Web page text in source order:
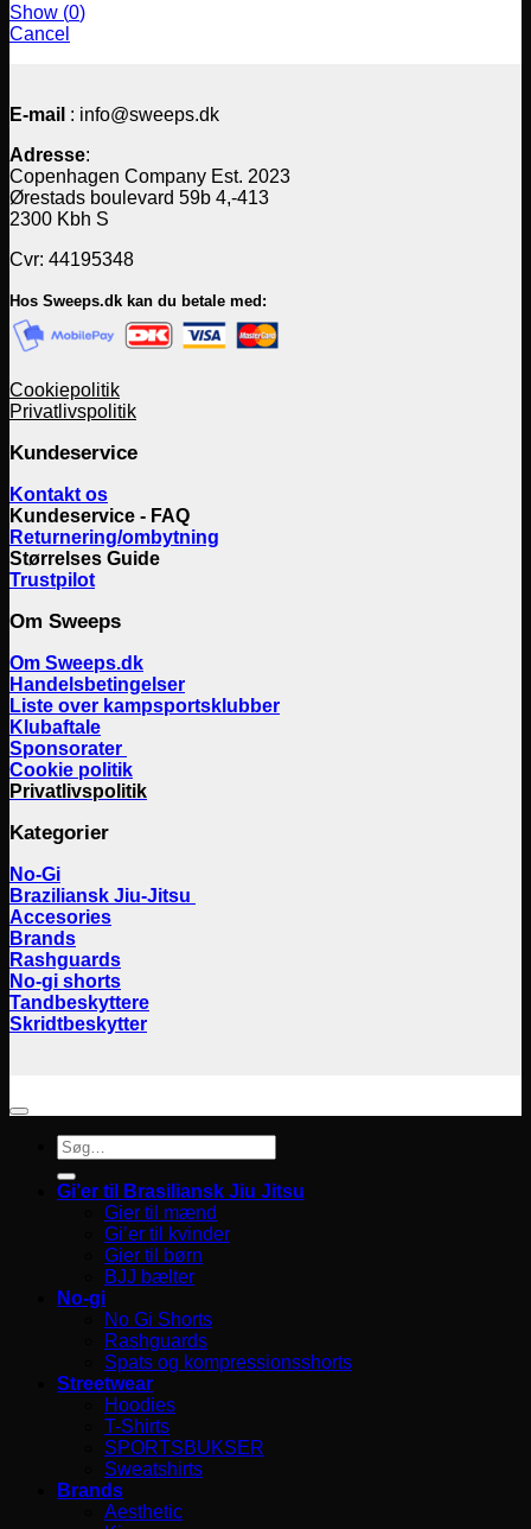
Show (0)
Cancel
E-mail : info@sweeps.dk
Adresse:
Copenhagen Company Est. 2023
Ørestads boulevard 59b 4,-413
2300 Kbh S
Cvr: 44195348
Hos Sweeps.dk kan du betale med:
Cookiepolitik
Privatlivspolitik
Kundeservice
Kontakt os
Kundeservice - FAQ
Returnering/ombytning
Størrelses Guide
Trustpilot
Om Sweeps
Om Sweeps.dk
Handelsbetingelser
Liste over kampsportsklubber
Klubaftale
Sponsorater
Cookie politik
Privatlivspolitik
Kategorier
No-Gi
Braziliansk Jiu-Jitsu
Accesories
Brands
Rashguards
No-gi shorts
Tandbeskyttere
Skridtbeskytter
Søg
efter:
Gi’er til Brasiliansk Jiu Jitsu
Gier til mænd
Gi’er til kvinder
Gier til børn
BJJ bælter
No-gi
No Gi Shorts
Rashguards
Spats og kompressionsshorts
Streetwear
Hoodies
T-Shirts
SPORTSBUKSER
Sweatshirts
Brands
Aesthetic